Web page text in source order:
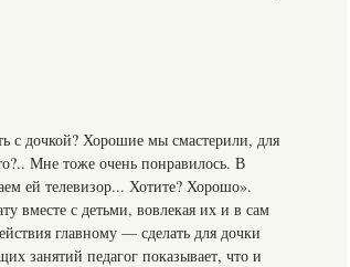
дочкой? Хорошие мы смастерили, для
Мне тоже очень понравилось. В
ей телевизор... Хотите? Хорошо».
вместе с детьми, вовлекая их и в сам
главному — сделать для дочки
занятий педагог показывает, что и